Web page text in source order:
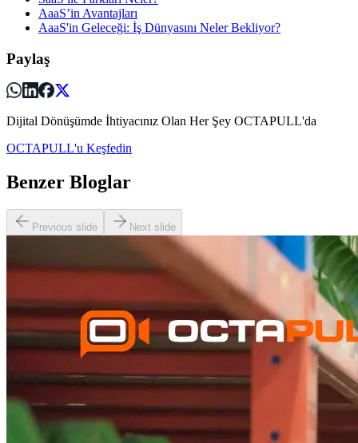
AaaS’in Avantajları
AaaS'in Geleceği: İş Dünyasını Neler Bekliyor?
Paylaş
Dijital Dönüşümde İhtiyacınız Olan Her Şey OCTAPULL'da
OCTAPULL'u Keşfedin
Benzer Bloglar
Previous slide Next slide